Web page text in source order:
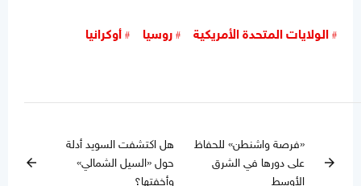
الولايات المتحدة الأمريكية روسيا أوكرانيا
arrow_forward
«فرصة واشنطن» للحفاظ
على دورها في الشرق
الأوسط
هل اكتشفت السويد أدلة
حول «السيل الشمالي»
وأخفتها؟
arrow_back